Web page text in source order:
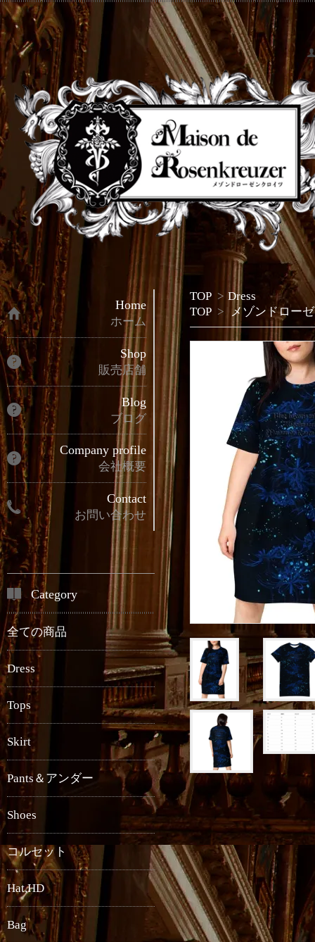
TOP > Dress
TOP > メゾンドロー
Home
ホーム
Shop
販売店舗
Blog
ブログ
Company profile
会社概要
Contact
お問い合わせ
Category
全ての商品
Dress
Tops
Skirt
Pants＆アンダー
Shoes
コルセット
Hat,HD
Bag